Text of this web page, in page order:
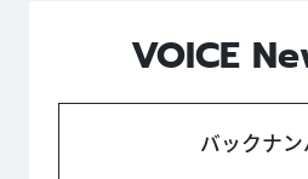
VOICE
バックナ